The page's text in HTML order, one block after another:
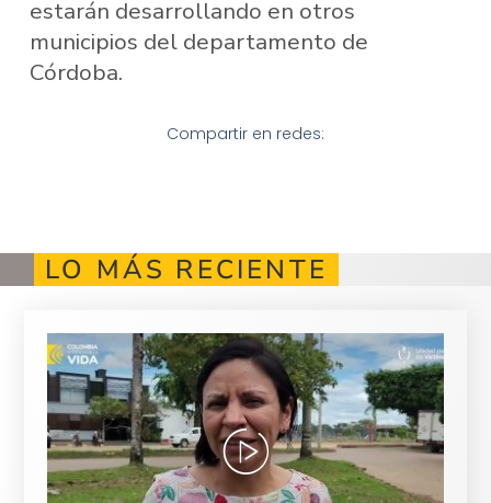
estarán desarrollando en otros
municipios del departamento de
Córdoba.
Compartir en redes:
LO MÁS RECIENTE